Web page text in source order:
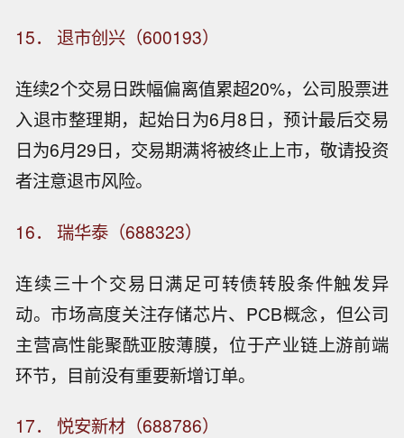
15． 退市创兴（600193）
连续2个交易日跌幅偏离值累超20%，公司股票进
入退市整理期，起始日为6月8日，预计最后交易
日为6月29日，交易期满将被终止上市，敬请投资
者注意退市风险。
16． 瑞华泰（688323）
连续三十个交易日满足可转债转股条件触发异
动。市场高度关注存储芯片、PCB概念，但公司
主营高性能聚酰亚胺薄膜，位于产业链上游前端
环节，目前没有重要新增订单。
17． 悦安新材（688786）